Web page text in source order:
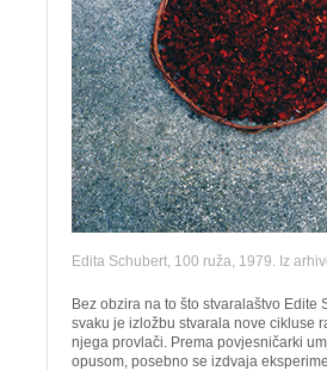
Edita Schubert, 100 ruža, 1979. Iz
Bez obzira na to što stvaralaštvo
svaku je izložbu stvarala nove cikluse
njega provlači. Prema povjesničarki
opusom, posebno se izdvaja